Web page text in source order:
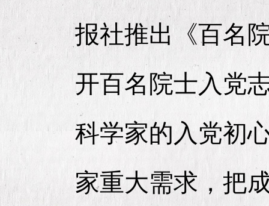
报社推出《百名
开百名院士入党
科学家的入党初
家重大需求，把